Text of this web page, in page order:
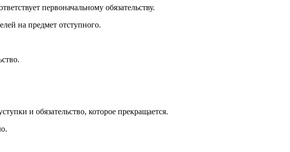
первоначальному обязательству.
на предмет отступного.
и обязательство, которое прекращается.